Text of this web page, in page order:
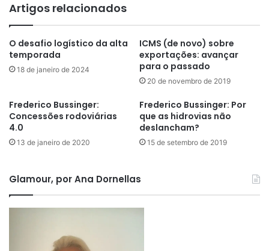
Artigos relacionados
O desafio logístico da alta
temporada
18 de janeiro de 2024
ICMS (de novo) sobre
exportações: avançar
para o passado
20 de novembro de 2019
Frederico Bussinger:
Concessões rodoviárias
4.0
13 de janeiro de 2020
Frederico Bussinger: Por
que as hidrovias não
deslancham?
15 de setembro de 2019
Glamour, por Ana Dornellas